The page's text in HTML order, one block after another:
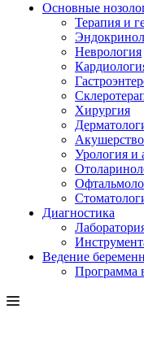
Основные
Терапия и
Неврология
Хирургия
Урология и
Диагностика
Ведение
Программа